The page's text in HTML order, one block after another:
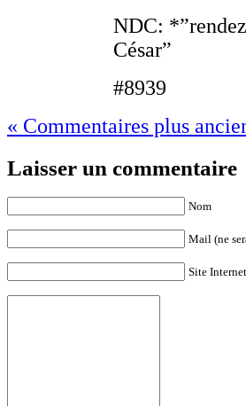
NDC:
César”
#8939
« Commentaires plus
Laisser un commentaire
Nom
Mail (ne
Site Internet